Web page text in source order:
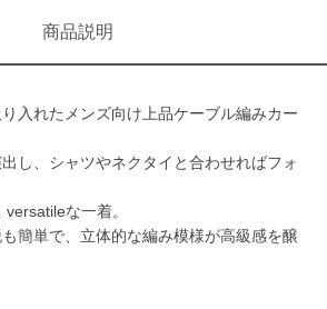
商品説明
入れたメンズ向け上品ケーブル編みカー
し、シャツやネクタイと合わせればフォ
な一着。
簡単で、立体的な編み模様が高級感を醸